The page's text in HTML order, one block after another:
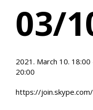
03/
2021. March 10. 18:00
20:00
https://